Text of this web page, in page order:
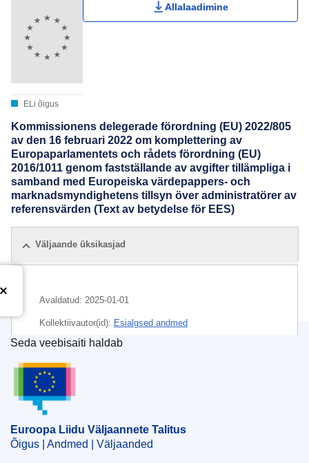
ELi õigus
Allalaadimine
Kommissionens delegerade förordning (EU) 2022/805
av den 16 februari 2022 om komplettering av
Europaparlamentets och rådets förordning (EU)
2016/1011 genom fastställande av avgifter tillämpliga i
samband med Europeiska värdepappers- och
marknadsmyndighetens tillsyn över administratörer av
referensvärden (Text av betydelse för EES)
Väljaande üksikasjad
Avaldatud: 2025-01-01
Kollektiivautor(id): Esialgsed andmed
Euroopa Liidu Väljaannete Talitus
Seda veebisaiti haldab
Euroopa Liidu Väljaannete Talitus
Õigus | Andmed | Väljaanded